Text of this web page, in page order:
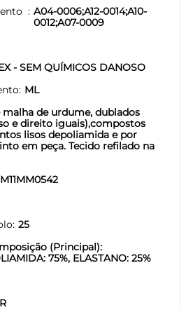
A04-0006;A12-0014;A10-
0012;A07-0009
- SEM QUÍMICOS DANOSO
ML
malha de urdume, dublados
e direito iguais),compostos
lisos depoliamida e por
em peça. Tecido refilado na
M11MM0542
25
(Principal):
75%, ELASTANO: 25%